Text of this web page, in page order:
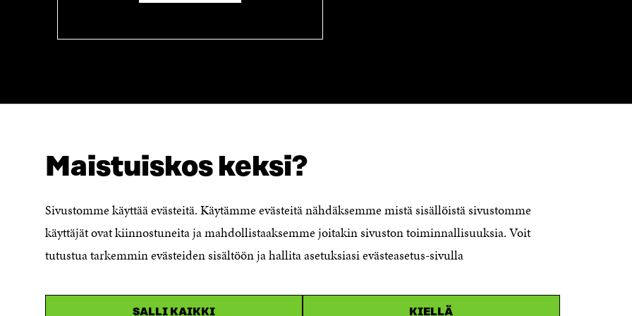
Maistuiskos keksi?
Sivustomme käyttää evästeitä. Käytämme evästeitä nähdäksemme mistä sisällöistä sivustomme
käyttäjät ovat kiinnostuneita ja mahdollistaaksemme joitakin sivuston toiminnallisuuksia. Voit
tutustua tarkemmin evästeiden sisältöön ja hallita asetuksiasi evästeasetus-sivulla
SALLI KAIKKI KIELLÄ
Evästeasetukset
Ilmoituskanava
Saavutettavuusseloste
verkkopalvelut
Sitra
Itämerenkatu 11-13, PL 160,
00181 Helsinki
Sähköpostiosoite